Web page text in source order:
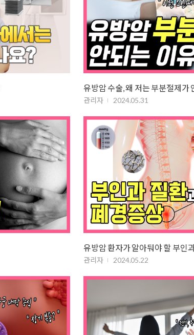
유방암 수술, 왜 저는 부분절제가
관리자 2024.05.31
유방암 환자가 알아둬야 할 부인
관리자 2024.05.22